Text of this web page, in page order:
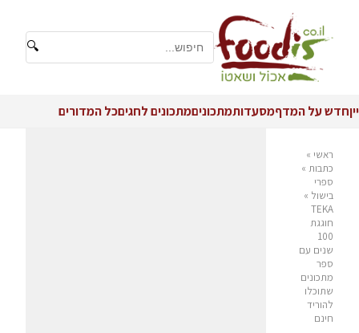
🔍
ייןחדש על המדףמסעדותמתכוניםמתכונים לחגיםכל המדורים
ראשי »
כתבות »
ספרי
בישול »
TEKA
חוגגת
100
שנים עם
ספר
מתכונים
שתוכלו
להוריד
חינם